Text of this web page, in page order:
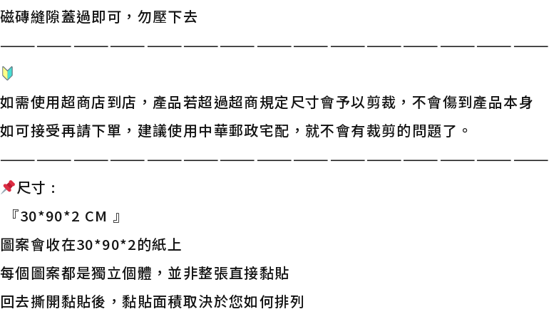
磁磚縫隙蓋過即可，勿壓下去
—————————————————————————————————————————————
如需使用超商店到店，產品若超過超商規定尺寸會予以剪裁，不會傷到產品本身
如可接受再請下單，建議使用中華郵政宅配，就不會有裁剪的問題了。
—————————————————————————————————————————————
尺寸 :
『30*90*2 CM 』
圖案會收在30*90*2的紙上
每個圖案都是獨立個體，並非整張直接黏貼
回去撕開黏貼後，黏貼面積取決於您如何排列